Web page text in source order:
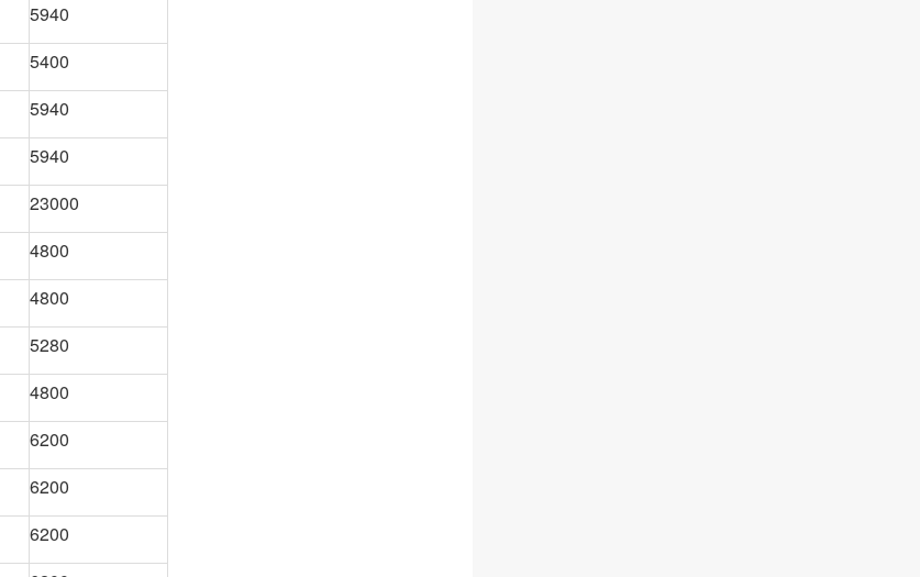
5940
5400
5940
5940
23000
4800
4800
5280
4800
6200
6200
6200